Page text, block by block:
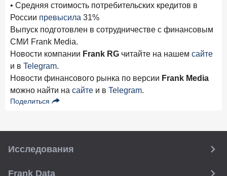
• Средняя стоимость потребительских кредитов в
России превысила 31%
Выпуск подготовлен в сотрудничестве с финансовым
СМИ Frank Media.
Новости компании Frank RG читайте на нашем сайте
и в Telegram.
Новости финансового рынка по версии Frank Media
можно найти на сайте и в Telegram.
Поделиться
Исследования
Frank Data